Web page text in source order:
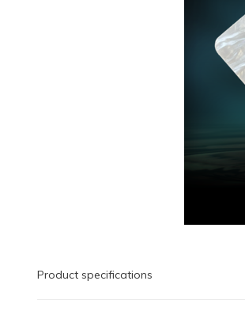
Product specifications